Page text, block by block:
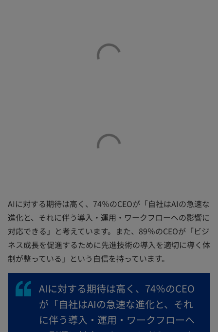
AIに対する期待は高く、74％のCEOが「自社はAIの急速な
進化と、それに伴う導入・運用・ワークフローへの影響に
対応できる」と考えています。また、89％のCEOが「ビジ
ネス成長を促進するために先進技術の導入を適切に導く体
制が整っている」という自信を持っています。
AIに対する期待は高く、74％のCEO
が「自社はAIの急速な進化と、それ
に伴う導入・運用・ワークフローへ